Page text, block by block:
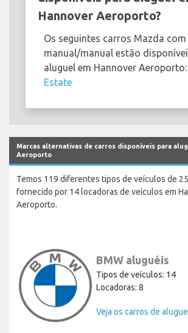
Hannover Aeroporto?
Os seguintes carros Mazda
manual/manual estão
aluguel em Hannover Aeroporto:
Estate
Marcas alternativas de carros disponíveis para
Aeroporto
Temos 119 diferentes tipos de veículos de
fornecido por 14 locadoras de veículos em
Aeroporto.
BMW aluguéis
Tipos de veículos: 14
Locadoras: 8
Veja os carros de